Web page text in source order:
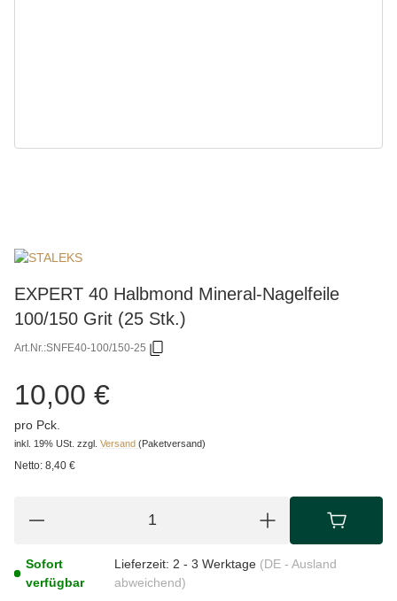
EXPERT 40 Halbmond Mineral-Nagelfeile
100/150 Grit (25 Stk.)
Art.Nr.:SNFE40-100/150-25
10,00 €
pro Pck.
inkl. 19% USt. zzgl. Versand (Paketversand)
Netto: 8,40 €
Sofort
verfügbar
Lieferzeit: 2 - 3 Werktage (DE - Ausland
abweichend)